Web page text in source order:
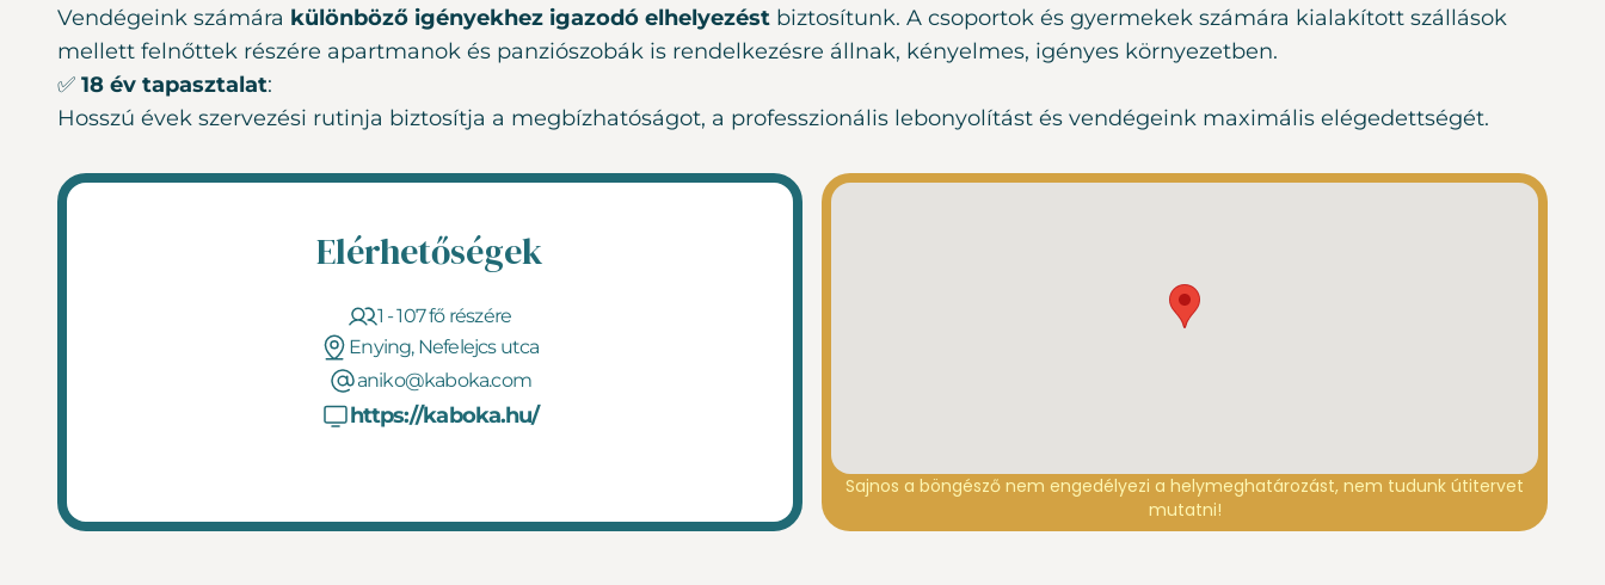
Vendégeink számára különböző igényekhez igazodó elhelyezést biztosítunk. A csoportok és gyermekek számára kialakított szállások
mellett felnőttek részére apartmanok és panziószobák is rendelkezésre állnak, kényelmes, igényes környezetben.
✅ 18 év tapasztalat:
Hosszú évek szervezési rutinja biztosítja a megbízhatóságot, a professzionális lebonyolítást és vendégeink maximális elégedettségét.
Elérhetőségek
1 - 107 fő részére
Enying, Nefelejcs utca
aniko@kaboka.com
https://kaboka.hu/
Sajnos a böngésző nem engedélyezi a helymeghatározást, nem tudunk útitervet
mutatni!